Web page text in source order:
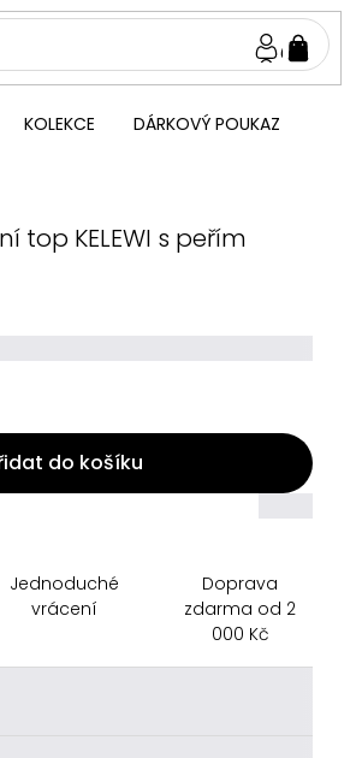
KOLEKCE DÁRKOVÝ POUKAZ
top KELEWI s peřím
do košíku
Jednoduché
vrácení
Doprava
zdarma od 2
000 Kč